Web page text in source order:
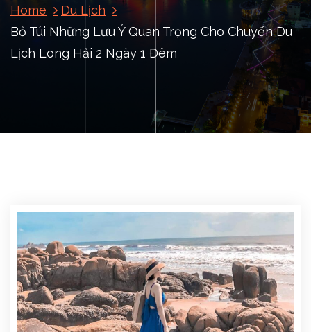
Home
Du Lịch
Bỏ Túi Những Lưu Ý Quan Trọng Cho Chuyến Du
Lịch Long Hải 2 Ngày 1 Đêm